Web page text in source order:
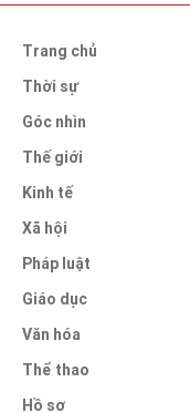
Trang chủ
Thời sự
Góc nhìn
Thế giới
Kinh tế
Xã hội
Pháp luật
Giáo dục
Văn hóa
Thể thao
Hồ sơ